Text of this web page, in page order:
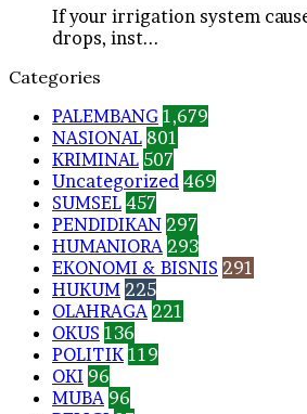
If your irrigation system
drops, inst...
Categories
PALEMBANG 1,679
NASIONAL 801
KRIMINAL 507
Uncategorized 469
SUMSEL 457
PENDIDIKAN 297
HUMANIORA 293
EKONOMI & BISNIS 291
HUKUM 225
OLAHRAGA 221
OKUS 136
POLITIK 119
OKI 96
MUBA 96